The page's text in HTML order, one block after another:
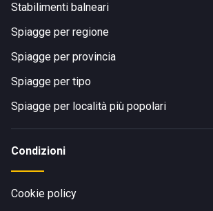
Stabilimenti balneari
Spiagge per regione
Spiagge per provincia
Spiagge per tipo
Spiagge per località più popolari
Condizioni
Cookie policy